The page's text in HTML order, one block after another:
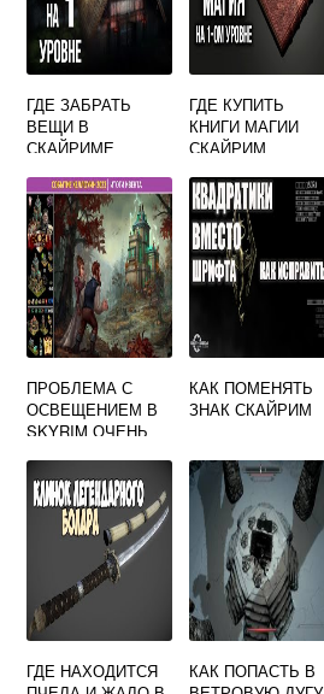
ГДЕ ЗАБРАТЬ
ВЕЩИ В
СКАЙРИМЕ
ГДЕ КУПИТЬ
КНИГИ МАГИИ
СКАЙРИМ
ПРОБЛЕМА С
ОСВЕЩЕНИЕМ В
SKYRIM ОЧЕНЬ
КАК ПОМЕНЯТЬ
ЗНАК СКАЙРИМ
ГДЕ НАХОДИТСЯ
КАК ПОПАСТЬ В